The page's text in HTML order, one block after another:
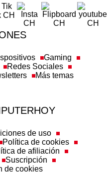
Gaming
Redes Sociales
Más temas
de uso
Política de cookies
de afiliación
Suscripción
de cookies